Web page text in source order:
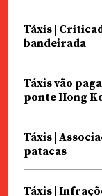
Táxis |
bandeirada
Táxis vão
ponte Hong
Táxis |
patacas
Táxis |